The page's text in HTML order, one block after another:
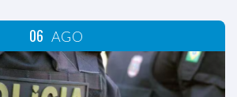
06 AGO